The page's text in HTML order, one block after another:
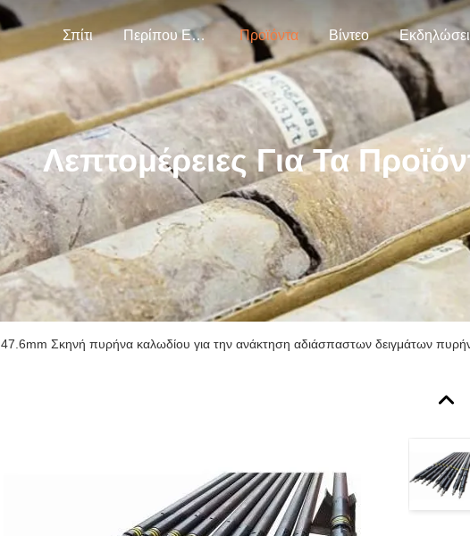
Σπίτι Περίπου Εμείς. Προϊόντα Βίντεο
Λεπτομέρειες Για Τα
47.6mm Σκηνή πυρήνα καλωδίου για την ανάκτηση αδιάσπαστων δειγμάτων